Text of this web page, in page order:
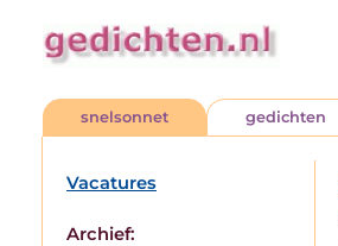
snelsonnet gedichten
Vacatures
Archief: